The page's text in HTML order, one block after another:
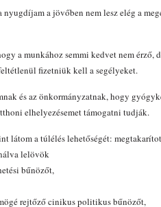
a jövőben nem lesz elég a
a munkához semmi kedvet nem érző,
fizetniük kell a segélyeket.
és az önkormányzatnak, hogy
elhelyezésemet támogatni tudják.
látom a túlélés lehetőségét:
lelövök
bűnözőt,
rejtőző cinikus politikus bűnözőt,